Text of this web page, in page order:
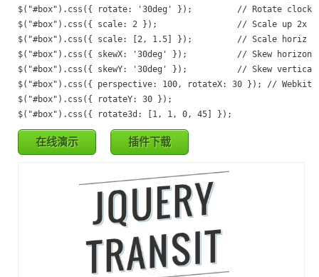
$("#box").css({ rotate: '30deg' });         // Rotate
$("#box").css({ scale: 2 });                // Scale up 2x
$("#box").css({ scale: [2, 1.5] });         // Scale horiz
$("#box").css({ skewX: '30deg' });          // Skew
$("#box").css({ skewY: '30deg' });          // Skew vertical
$("#box").css({ perspective: 100, rotateX: 30 }); // Webkit
$("#box").css({ rotateY: 30 });
$("#box").css({ rotate3d: [1, 1, 0, 45] });
在线演示 插件下载